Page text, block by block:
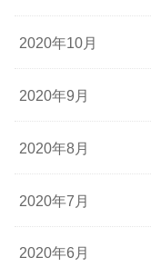
2020年10月
2020年9月
2020年8月
2020年7月
2020年6月